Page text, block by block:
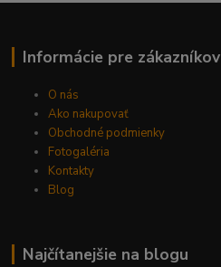
Informácie pre zákazníkov
O nás
Ako nakupovať
Obchodné podmienky
Fotogaléria
Kontakty
Blog
Najčítanejšie na blogu